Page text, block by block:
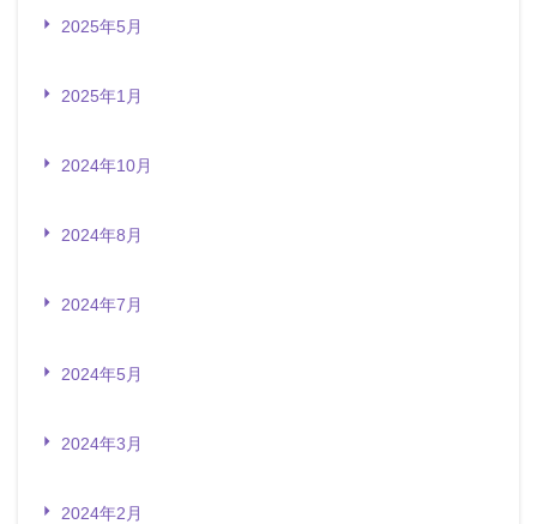
2025年5月
2025年1月
2024年10月
2024年8月
2024年7月
2024年5月
2024年3月
2024年2月